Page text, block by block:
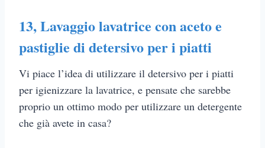
13,Lavaggio lavatrice con aceto e
pastiglie di detersivo per i piatti
Vi piace l’idea di utilizzare il detersivo per i piatti
per igienizzare la lavatrice, e pensate che sarebbe
proprio un ottimo modo per utilizzare un detergente
che già avete in casa?